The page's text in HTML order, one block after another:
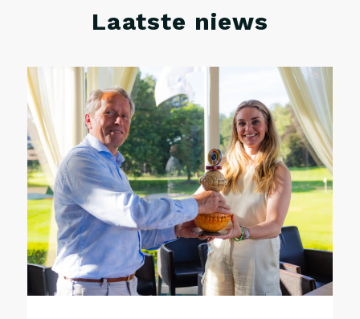
Laatste niews